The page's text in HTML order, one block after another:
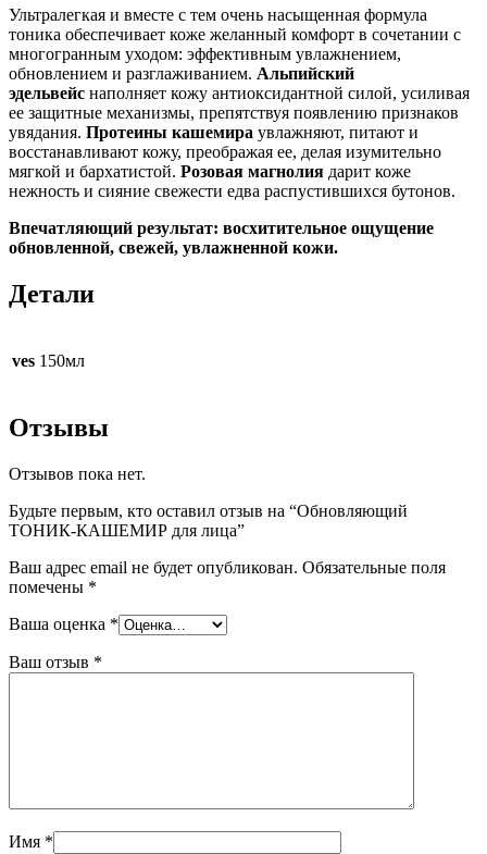
Ультралегкая и вместе с тем очень насыщенная формула
тоника обеспечивает коже желанный комфорт в сочетании с
многогранным уходом: эффективным увлажнением,
обновлением и разглаживанием. Альпийский
эдельвейс наполняет кожу антиоксидантной силой, усиливая
ее защитные механизмы, препятствуя появлению признаков
увядания. Протеины кашемира увлажняют, питают и
восстанавливают кожу, преображая ее, делая изумительно
мягкой и бархатистой. Розовая магнолия дарит коже
нежность и сияние свежести едва распустившихся бутонов.
Впечатляющий результат: восхитительное ощущение
обновленной, свежей, увлажненной кожи.
Детали
ves 150мл
Отзывы
Отзывов пока нет.
Будьте первым, кто оставил отзыв на “Обновляющий
ТОНИК-КАШЕМИР для лица”
Ваш адрес email не будет опубликован. Обязательные поля
помечены *
Ваша оценка *
Ваш отзыв *
Имя *